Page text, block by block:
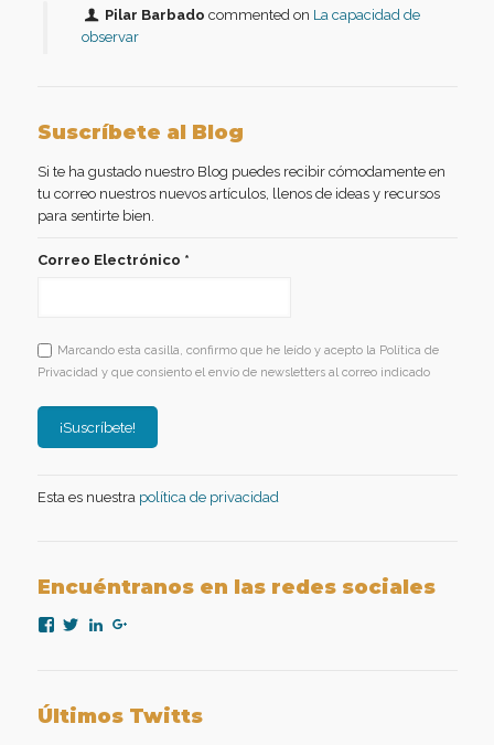
Pilar Barbado commented on La capacidad de
observar
Suscríbete al Blog
Si te ha gustado nuestro Blog puedes recibir cómodamente en
tu correo nuestros nuevos artículos, llenos de ideas y recursos
para sentirte bien.
Correo Electrónico *
Marcando esta casilla, confirmo que he leído y acepto la Política de
Privacidad y que consiento el envío de newsletters al correo indicado
Esta es nuestra política de privacidad
Encuéntranos en las redes sociales
Ver
Facebook
Ver
Twitter
Ver
aplicadaGoogle+
Últimos Twitts